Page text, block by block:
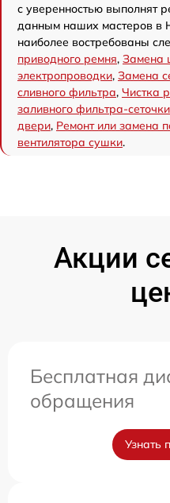
с уверенностью выполнят
данным наших мастеров в
наиболее востребованы
приводного ремня, Замена
электропроводки, Замена
сливного фильтра, Чистка
заливного фильтра-сеточки
двери, Ремонт или замена
вентилятора сушки.
Акции
Бесплатная
обращения
Узнать